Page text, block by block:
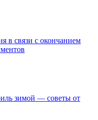
в связи с окончанием
зимой — советы от